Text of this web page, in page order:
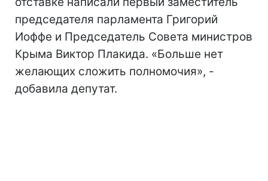
председателя парламента Григорий
Иоффе и Председатель Совета министров
Крыма Виктор Плакида. «Больше нет
желающих сложить полномочия», -
добавила депутат.